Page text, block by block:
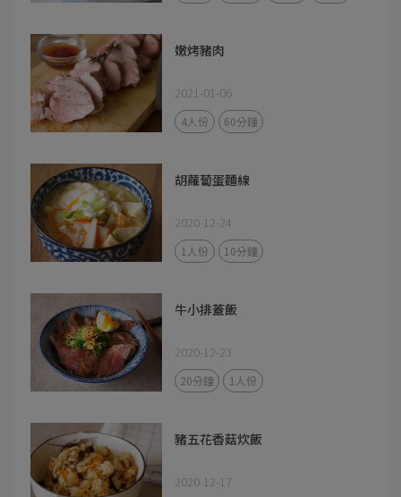
嫩烤豬肉
2021-01-06
4人份 60分鐘
胡蘿蔔蛋麵線
2020-12-24
1人份 10分鐘
牛小排蓋飯
2020-12-23
20分鐘 1人份
豬五花香菇炊飯
2020-12-17